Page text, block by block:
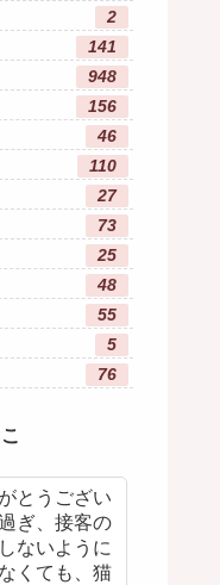
2
141
948
156
46
110
27
73
25
48
55
5
76
とうござい
ぎ、接客の
ないように
くても、猫